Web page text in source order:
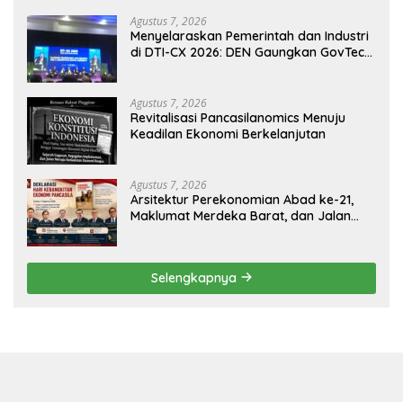
Agustus 7, 2026
Menyelaraskan Pemerintah dan Industri
di DTI-CX 2026: DEN Gaungkan GovTech,
Agustus 7, 2026
Revitalisasi Pancasilanomics Menuju
Keadilan Ekonomi Berkelanjutan
Agustus 7, 2026
Arsitektur Perekonomian Abad ke-21,
Maklumat Merdeka Barat, dan Jalan
Selengkapnya